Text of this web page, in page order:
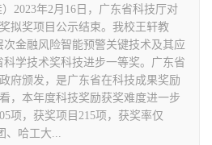
）2023年2月16日，广东省科技厅对
拟奖项目公示结束。我校王轩教
金融风险智能预警关键技术及其应
科学技术奖科技进步一等奖。广东省
府颁发，是广东省在科技成果奖励
，本年度科技奖励获奖难度进一步
项，获奖项目215项，获奖率仅
、哈工大...